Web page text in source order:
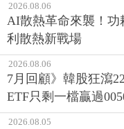
2026.08.06
AI散熱革命來襲！功
利散熱新戰場
2026.08.06
7月回顧》韓股狂瀉
ETF只剩一檔贏過
2026.08.05